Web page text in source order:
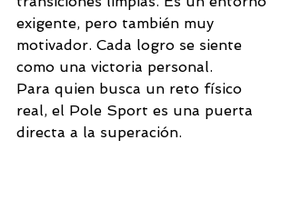
exigente, pero también muy
motivador. Cada logro se siente
como una victoria personal.
Para quien busca un reto físico
real, el Pole Sport es una puerta
directa a la superación.